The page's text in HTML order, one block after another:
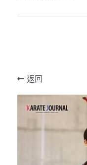
影片頻道
空手衣 (最暢銷
空手衣 (訓練用)
色帶 Obi
個性化
空手道訓練營
網上空手道形
網上空手道形
品牌合作 Brand
最新消息 Latest
頻道 Channel
返回